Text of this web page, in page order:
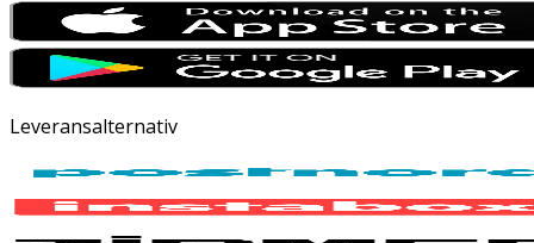
Leveransalternativ